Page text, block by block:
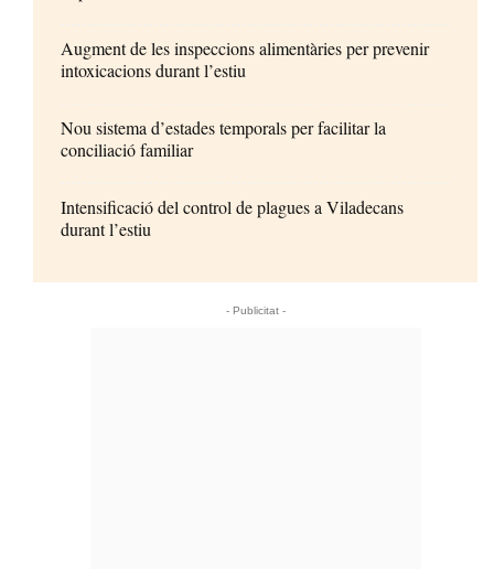
Augment de les inspeccions alimentàries per prevenir
intoxicacions durant l’estiu
Nou sistema d’estades temporals per facilitar la
conciliació familiar
Intensificació del control de plagues a Viladecans
durant l’estiu
- Publicitat -